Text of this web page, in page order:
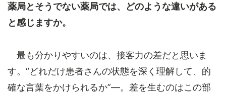
薬局とそうでない薬局では、どのような違いがある
と感じますか。
最も分かりやすいのは、接客力の差だと思いま
す。“どれだけ患者さんの状態を深く理解して、的
確な言葉をかけられるか”—。差を生むのはこの部